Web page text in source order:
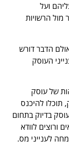
ועל
מול הרשויות
הדבר דורש
העוסק
של עוסק
תוכלו להיכנס
בדיוק בתחום
ורוצים לוודא
לענייני מס.